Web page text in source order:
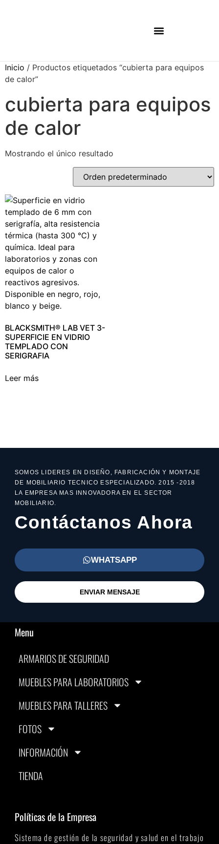
Inicio / Productos etiquetados “cubierta para equipos
de calor”
cubierta para equipos
de calor
Mostrando el único resultado
BLACKSMITH® LAB VET 3-
SUPERFICIE EN VIDRIO
TEMPLADO CON
SERIGRAFIA
Leer más
SOMOS LIDERES EN DISEÑO, FABRICACIÓN Y MONTAJE
DE MOBILIARIO TECNICO ESPECIALIZADO. 2015 -2018
LA EMPRESA MAS INNOVADORA EN EL SECTOR
MOBILIARIO.
Contáctanos Ahora
WHATSAPP
ENVIAR MENSAJE
Menu
ARMARIOS DE SEGURIDAD
MUEBLES PARA LABORATORIOS
MUEBLES PARA TALLERES
FOTOS
INFORMACIÓN
TIENDA
Políticas de la Empresa
Sistema de gestión de la seguridad y salud en el trabajo